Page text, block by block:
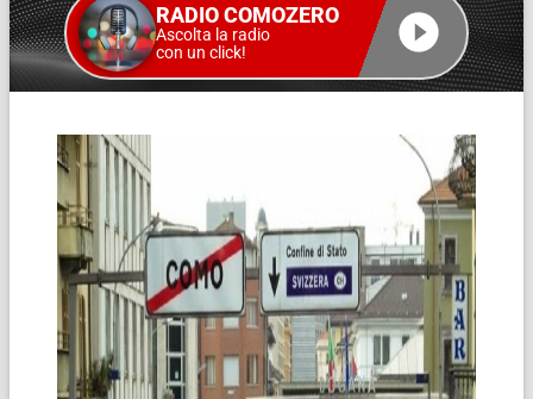
RADIO COMOZERO
Ascolta la radio
con un click!